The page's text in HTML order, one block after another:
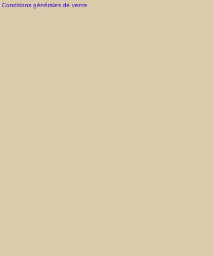
Conditions générales de vente